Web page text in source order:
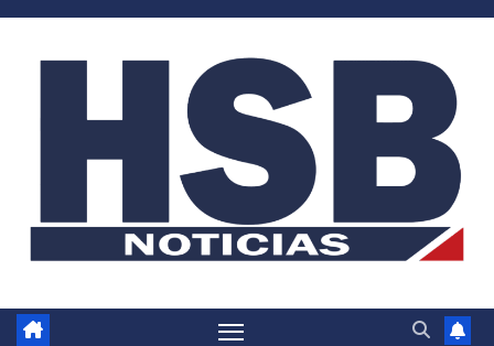
Saltar